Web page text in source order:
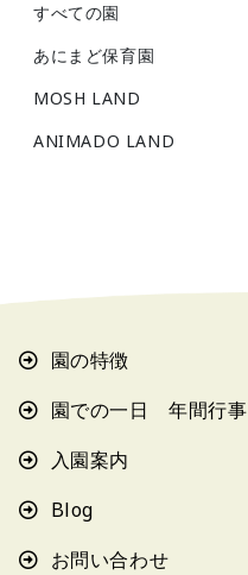
すべての園
あにまど保育園
MOSH LAND
ANIMADO LAND
園の特徴
園での一日 年間行事
入園案内
Blog
お問い合わせ